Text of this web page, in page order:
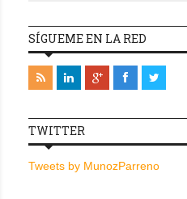
SÍGUEME EN LA RED
TWITTER
Tweets by MunozParreno